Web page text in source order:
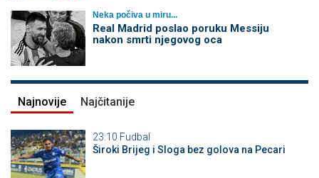
Neka počiva u miru...
Real Madrid poslao poruku Messiju
nakon smrti njegovog oca
Najnovije Najčitanije
23:10 Fudbal
Široki Brijeg i Sloga bez golova na Pecari